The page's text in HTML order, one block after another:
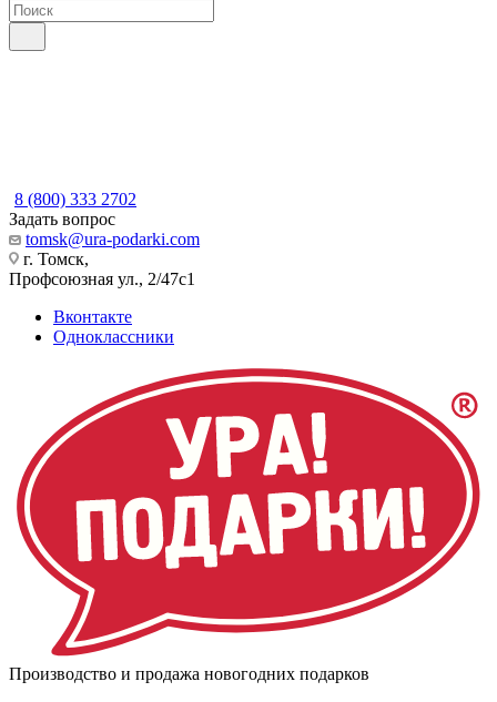
8 (800) 333 2702
Задать вопрос
tomsk@ura-podarki.com
г. Томск,
Профсоюзная ул., 2/47с1
Вконтакте
Одноклассники
Производство и продажа новогодних подарков